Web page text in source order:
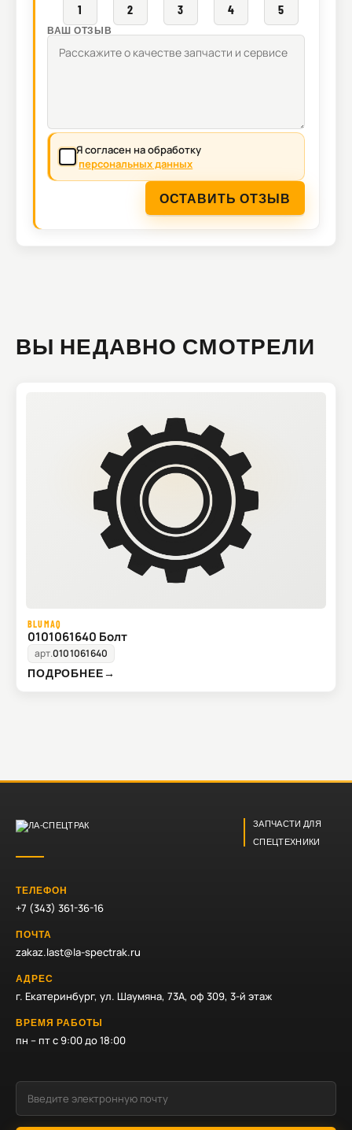
1 2 3 4 5
ВАШ ОТЗЫВ
Я согласен на обработку
персональных данных
ОСТАВИТЬ ОТЗЫВ
ВЫ НЕДАВНО СМОТРЕЛИ
BLUMAQ
0101061640 Болт
арт.0101061640
ПОДРОБНЕЕ→
ЗАПЧАСТИ ДЛЯ
СПЕЦТЕХНИКИ
ТЕЛЕФОН
+7 (343) 361-36-16
ПОЧТА
zakaz.last@la-spectrak.ru
АДРЕС
г. Екатеринбург, ул. Шаумяна, 73А, оф 309, 3-й этаж
ВРЕМЯ РАБОТЫ
пн – пт с 9:00 до 18:00